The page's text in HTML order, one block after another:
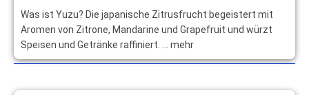
Was ist Yuzu? Die japanische Zitrusfrucht begeistert mit
Aromen von Zitrone, Mandarine und Grapefruit und würzt
Speisen und Getränke raffiniert. … mehr